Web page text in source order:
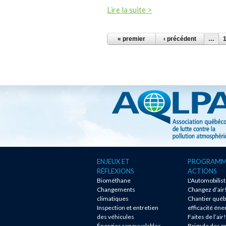
Lire la suite >
PAGES
« premier ‹ précédent …
ENJEUX ET
RÉFLEXIONS
Biométhane
Changements
climatiques
Inspection et entretien
des véhicules
ACTIONS
Changez d’air!
Chantier
efficacité
Faites de l’air!